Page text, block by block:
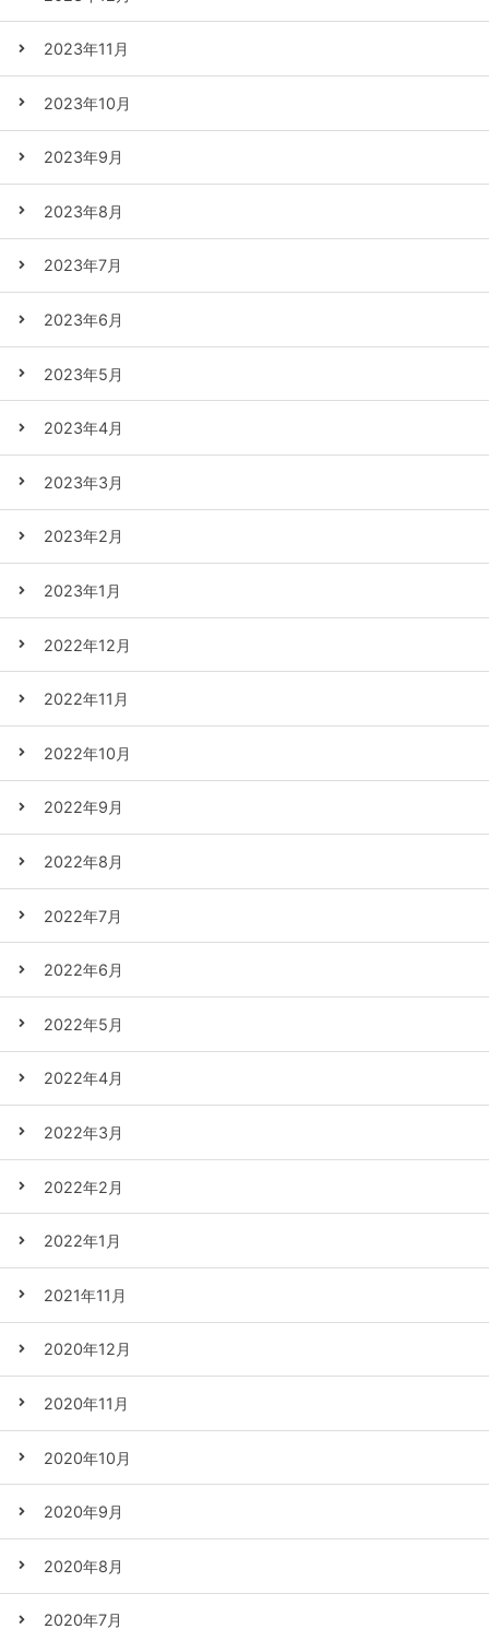
2023年11月
2023年10月
2023年9月
2023年8月
2023年7月
2023年6月
2023年5月
2023年4月
2023年3月
2023年2月
2023年1月
2022年12月
2022年11月
2022年10月
2022年9月
2022年8月
2022年7月
2022年6月
2022年5月
2022年4月
2022年3月
2022年2月
2022年1月
2021年11月
2020年12月
2020年11月
2020年10月
2020年9月
2020年8月
2020年7月